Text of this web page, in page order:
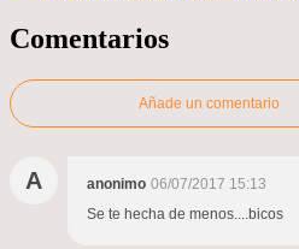
Comentarios
Añade un comentario
A anonimo 06/07/2017 15:13
Se te hecha de menos....bicos